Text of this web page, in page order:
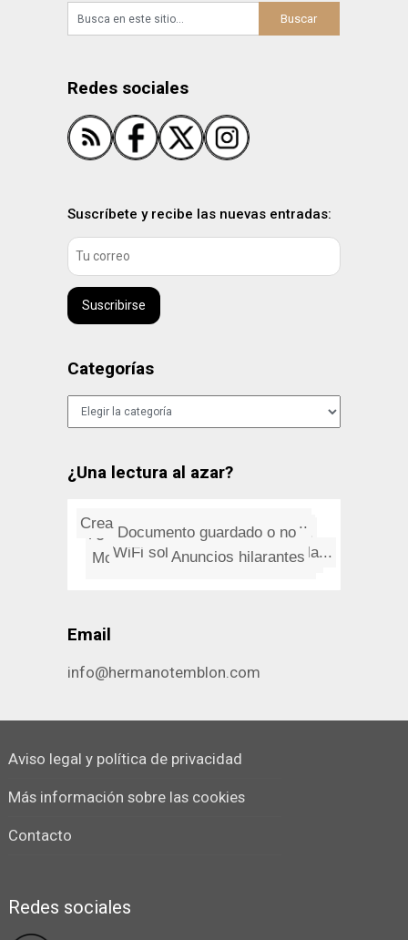
Redes sociales
Suscríbete y recibe las nuevas entradas:
Suscribirse
Categorías
Categorías
¿Una lectura al azar?
Afán recaudatorio de los alca...
La madre de todos los orgasmos
Mostrar duplicados exactos en ...
Lynyrd Skynyrd: Simple Man
¿Qué atajo de teclado en Mac...
Sí­ que hay programas bellos
WiFi solar: emitiendo desde la...
Anuncios hilarantes
Crear servicio en OS X para co...
Documento guardado o no
Email
info@hermanotemblon.com
Aviso legal y política de privacidad
Más información sobre las cookies
Contacto
Redes sociales